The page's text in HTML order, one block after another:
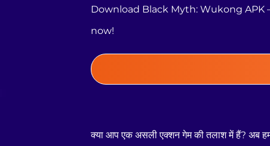
Download Black Myth: Wukong
now!
क्या आप एक असली एक्शन गेम की तलाश में हैं?